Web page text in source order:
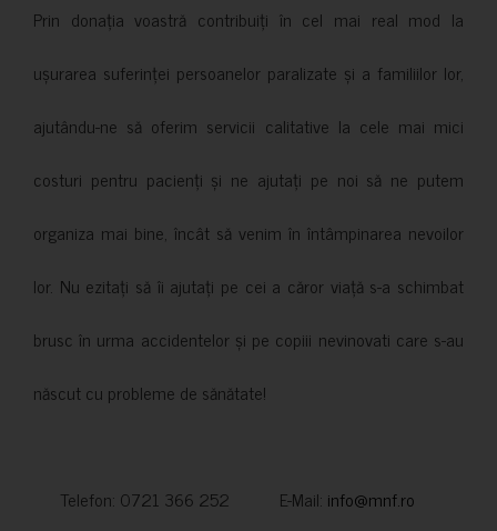
Prin donația voastră contribuiți în cel mai real mod la
ușurarea suferinței persoanelor paralizate și a familiilor lor,
ajutându-ne să oferim servicii calitative la cele mai mici
costuri pentru pacienți și ne ajutați pe noi să ne putem
organiza mai bine, încât să venim în întâmpinarea nevoilor
lor. Nu ezitați să îi ajutați pe cei a căror viață s-a schimbat
brusc în urma accidentelor și pe copiii nevinovati care s-au
născut cu probleme de sănătate!
Telefon: 0721 366 252 E-Mail: info@mnf.ro